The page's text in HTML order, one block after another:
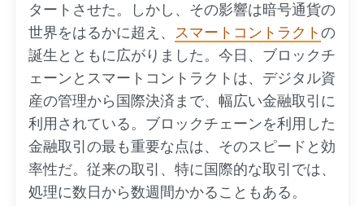
タートさせた。しかし、その影響は暗号通貨の
世界をはるかに超え、
スマートコントラクトの
誕生とともに広がりました。今日、ブロックチ
ェーンとスマートコントラクトは、デジタル資
産の管理から国際決済まで、幅広い金融取引に
利用されている。ブロックチェーンを利用した
金融取引の最も重要な点は、そのスピードと効
率性だ。従来の取引、特に国際的な取引では、
処理に数日から数週間かかることもある。